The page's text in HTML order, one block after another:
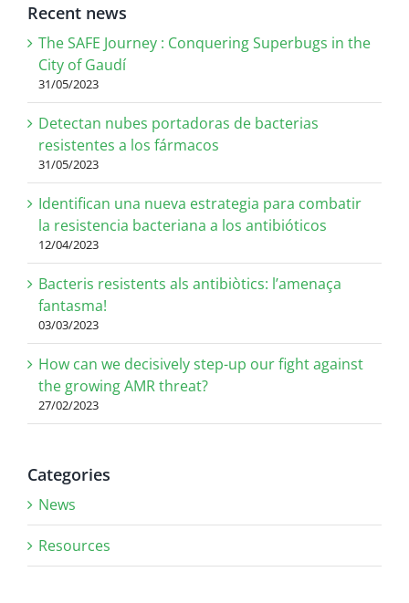
Recent news
The SAFE Journey : Conquering Superbugs in the
City of Gaudí
31/05/2023
Detectan nubes portadoras de bacterias
resistentes a los fármacos
31/05/2023
Identifican una nueva estrategia para combatir
la resistencia bacteriana a los antibióticos
12/04/2023
Bacteris resistents als antibiòtics: l’amenaça
fantasma!
03/03/2023
How can we decisively step-up our fight against
the growing AMR threat?
27/02/2023
Categories
News
Resources